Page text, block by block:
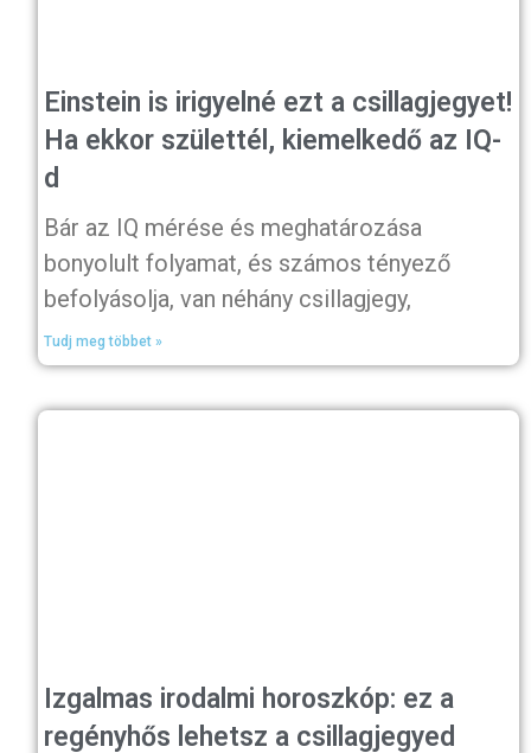
Einstein is irigyelné ezt a csillagjegyet!
Ha ekkor születtél, kiemelkedő az IQ-
d
Bár az IQ mérése és meghatározása
bonyolult folyamat, és számos tényező
befolyásolja, van néhány csillagjegy,
Tudj meg többet »
Izgalmas irodalmi horoszkóp: ez a
regényhős lehetsz a csillagjegyed